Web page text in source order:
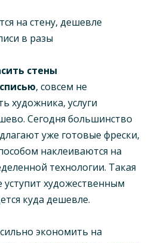
на стену, дешевле
в разы
стены
, совсем не
художника, услуги
Сегодня большинство
уже готовые фрески,
наклеиваются на
технологии. Такая
уступит художественным
куда дешевле.
экономить на